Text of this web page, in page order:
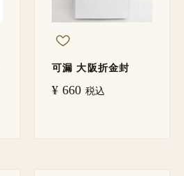
可漏 大阪折金封
¥ 660 税込